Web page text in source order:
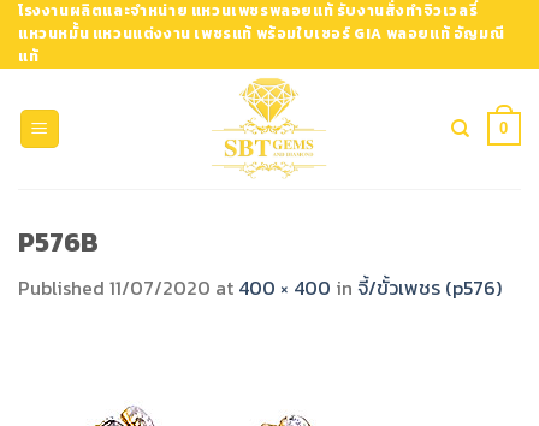
Skip
content
โรงงานผลิตและจำหน่าย แหวนเพชรพลอยแท้ รับงานสั่งทำจิวเวลรี่
แหวนหมั้น แหวนแต่งงาน เพชรแท้ พร้อมใบเซอร์ GIA พลอยแท้ อัญมณี
แท้
0
P576B
Published 11/07/2020 at 400 × 400 in จี้/ขั้วเพชร (p576)